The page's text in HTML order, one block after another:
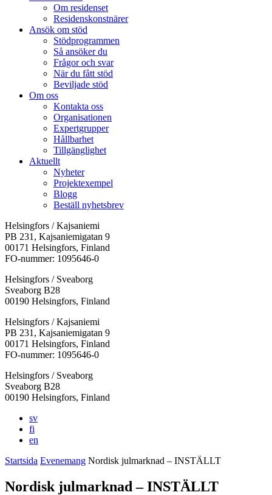
Om residenset
Residenskonstnärer
Ansök om stöd
Stödprogrammen
Så ansöker du
Frågor och svar
När du fått stöd
Beviljade stöd
Om oss
Kontakta oss
Organisationen
Expertgrupper
Hållbarhet
Tillgänglighet
Aktuellt
Nyheter
Projektexempel
Blogg
Beställ nyhetsbrev
Helsingfors / Kajsaniemi
PB 231, Kajsaniemigatan 9
00171 Helsingfors, Finland
FO-nummer: 1095646-0
Helsingfors / Sveaborg
Sveaborg B28
00190 Helsingfors, Finland
Facebook:
Öppnas
i
en
flik
Instagram:
Öppnas
i
en
flik
TikTok:
Öppnas
i
en
flik
Youtube:
Öppnas
i
en
flik
Vimeo:
Öppnas
i
en
flik
Helsingfors / Kajsaniemi
PB 231, Kajsaniemigatan 9
00171 Helsingfors, Finland
FO-nummer: 1095646-0
Helsingfors / Sveaborg
Sveaborg B28
00190 Helsingfors, Finland
sv
fi
en
Startsida Evenemang Nordisk julmarknad – INSTÄLLT
Nordisk julmarknad – INSTÄLLT